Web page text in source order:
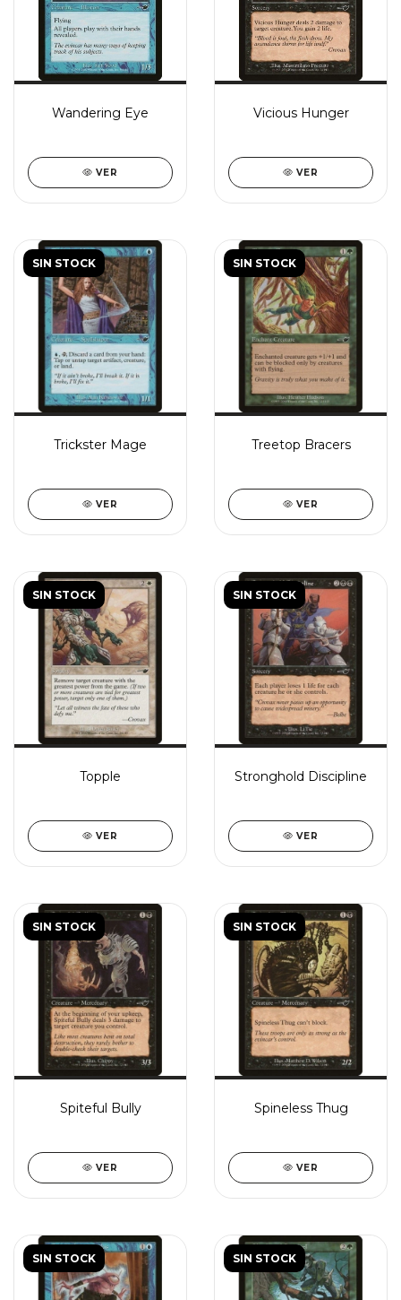
Wandering Eye
VER
Vicious Hunger
VER
SIN STOCK
Trickster Mage
VER
SIN STOCK
Treetop Bracers
VER
SIN STOCK
Topple
VER
SIN STOCK
Stronghold Discipline
VER
SIN STOCK
Spiteful Bully
VER
SIN STOCK
Spineless Thug
VER
SIN STOCK SIN STOCK